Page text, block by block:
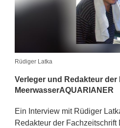
Rüdiger Latka
Verleger und Redakteur
MeerwasserAQUARIANER
Ein Interview mit Rüdiger
Redakteur der Fachzeitschrift